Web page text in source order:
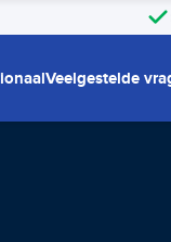
Veelgestelde